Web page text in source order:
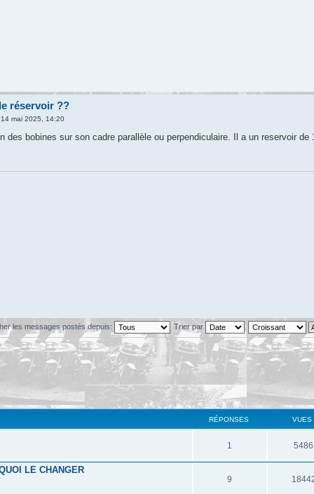
réservoir ??
mai 2025, 14:20
des bobines sur son cadre parallèle ou perpendiculaire. Il a un reservoir de
les messages postés depuis: Trier par
RÉPONSES VUES
1 5486
LE CHANGER
9